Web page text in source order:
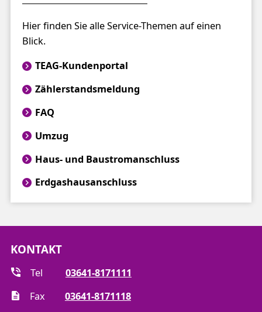
Hier finden Sie alle Service-Themen auf einen
Blick.
TEAG-Kundenportal
Zählerstandsmeldung
FAQ
Umzug
Haus- und Baustromanschluss
Erdgashausanschluss
KONTAKT
Tel
03641-8171111
Fax
03641-8171118